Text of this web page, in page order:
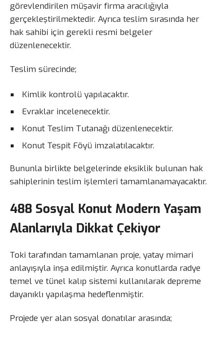
görevlendirilen müşavir firma aracılığıyla
gerçekleştirilmektedir. Ayrıca teslim sırasında her
hak sahibi için gerekli resmi belgeler
düzenlenecektir.
Teslim sürecinde;
Kimlik kontrolü yapılacaktır.
Evraklar incelenecektir.
Konut Teslim Tutanağı düzenlenecektir.
Konut Tespit Föyü imzalatılacaktır.
Bununla birlikte belgelerinde eksiklik bulunan hak
sahiplerinin teslim işlemleri tamamlanamayacaktır.
488 Sosyal Konut Modern Yaşam
Alanlarıyla Dikkat Çekiyor
Toki tarafından tamamlanan proje, yatay mimari
anlayışıyla inşa edilmiştir. Ayrıca konutlarda radye
temel ve tünel kalıp sistemi kullanılarak depreme
dayanıklı yapılaşma hedeflenmiştir.
Projede yer alan sosyal donatılar arasında;